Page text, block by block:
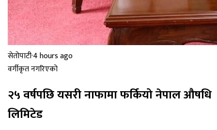
सेतोपाटी·4 hours ago
वर्गीकृत नगरिएको
२५ वर्षपछि यसरी नाफामा फर्कियो नेपाल औषधि
लिमिटेड